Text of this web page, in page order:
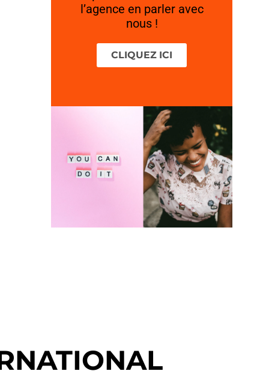
l’agence en parler avec
nous !
CLIQUEZ ICI